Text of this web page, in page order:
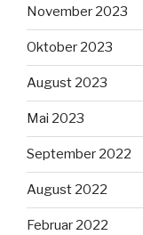
November 2023
Oktober 2023
August 2023
Mai 2023
September 2022
August 2022
Februar 2022